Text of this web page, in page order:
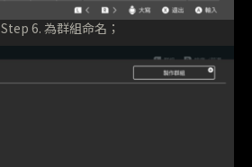
Step 6. 為群組命名；